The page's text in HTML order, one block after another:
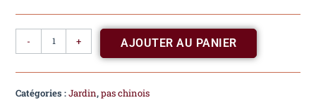
- + AJOUTER AU PANIER
Catégories :Jardin,pas chinois